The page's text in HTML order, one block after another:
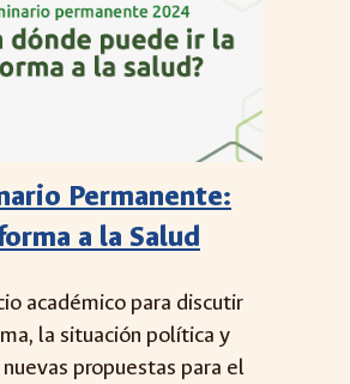
Permanente:
a la Salud
académico para discutir
la situación política y
propuestas para el